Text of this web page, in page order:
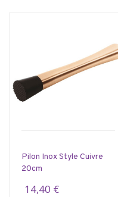
Pilon Inox Style Cuivre
20cm
14,40 €